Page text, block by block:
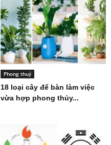
Phong thuỷ
18 loại cây để bàn làm việc
vừa hợp phong thủy...